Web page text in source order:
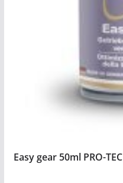
Easy gear 50ml PRO-TEC